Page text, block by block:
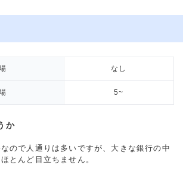
なし
5~
か
ので人通りは多いですが、大きな銀行の中
とんど目立ちません。